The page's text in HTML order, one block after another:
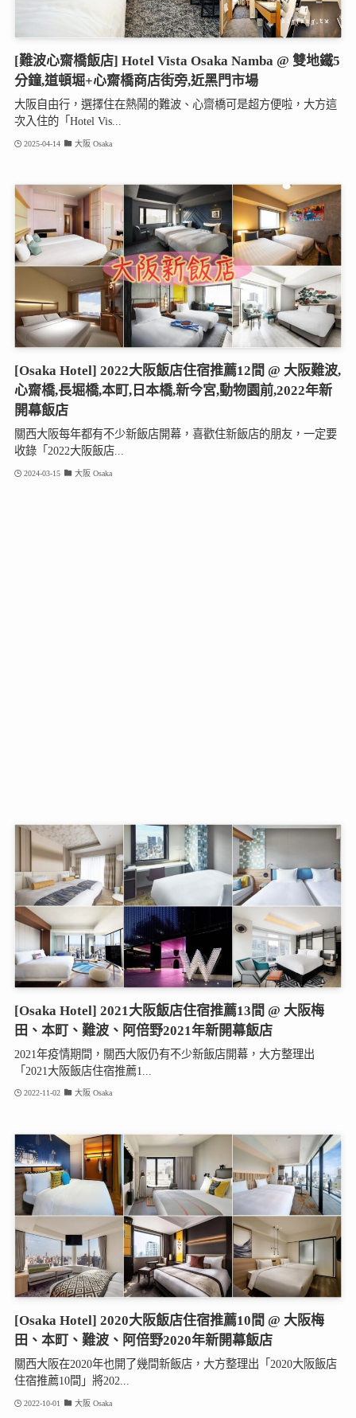
[難波心齋橋飯店] Hotel Vista Osaka Namba @ 雙地鐵5
分鐘,道頓堀+心齋橋商店街旁,近黑門市場
大阪自由行，選擇住在熱鬧的難波、心齋橋可是超方便啦，大方這
次入住的「Hotel Vis...
2025-04-14 大阪 Osaka
[Osaka Hotel] 2022大阪飯店住宿推薦12間 @ 大阪難波,
心齋橋,長堀橋,本町,日本橋,新今宮,動物園前,2022年新
開幕飯店
關西大阪每年都有不少新飯店開幕，喜歡住新飯店的朋友，一定要
收錄「2022大阪飯店...
2024-03-15 大阪 Osaka
[Osaka Hotel] 2021大阪飯店住宿推薦13間 @ 大阪梅
田、本町、難波、阿倍野2021年新開幕飯店
2021年疫情期間，關西大阪仍有不少新飯店開幕，大方整理出
「2021大阪飯店住宿推薦1...
2022-11-02 大阪 Osaka
[Osaka Hotel] 2020大阪飯店住宿推薦10間 @ 大阪梅
田、本町、難波、阿倍野2020年新開幕飯店
關西大阪在2020年也開了幾間新飯店，大方整理出「2020大阪飯店
住宿推薦10間」將202...
2022-10-01 大阪 Osaka